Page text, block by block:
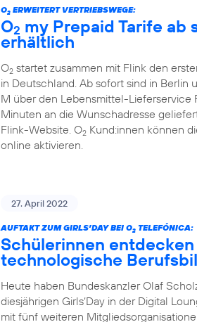
O2 ERWEITERT VERTRIEBSWEGE:
O2 my Prepaid Tarife
erhältlich
O2 startet zusammen mit Flink den
in Deutschland. Ab sofort sind in
M über den Lebensmittel-Lieferservice
Minuten an die Wunschadresse
Flink-Website. O2 Kund:innen können
online aktivieren.
27. April 2022
AUFTAKT ZUM GIRLS’DAY BEI O2 TELEFÓNICA:
Schülerinnen
technologische
Heute haben Bundeskanzler Olaf
diesjährigen Girls‘Day in der Digital
mit fünf weiteren